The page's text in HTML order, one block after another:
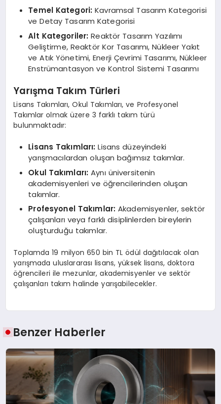
Temel Kategori: Kavramsal Tasarım Kategorisi
ve Detay Tasarım Kategorisi
Alt Kategoriler: Reaktör Tasarım Yazılımı
Geliştirme, Reaktör Kor Tasarımı, Nükleer Yakıt
ve Atık Yönetimi, Enerji Çevrimi Tasarımı, Nükleer
Enstrümantasyon ve Kontrol Sistemi Tasarımı
Yarışma Takım Türleri
Lisans Takımları, Okul Takımları, ve Profesyonel
Takımlar olmak üzere 3 farklı takım türü
bulunmaktadır:
Lisans Takımları: Lisans düzeyindeki
yarışmacılardan oluşan bağımsız takımlar.
Okul Takımları: Aynı üniversitenin
akademisyenleri ve öğrencilerinden oluşan
takımlar.
Profesyonel Takımlar: Akademisyenler, sektör
çalışanları veya farklı disiplinlerden bireylerin
oluşturduğu takımlar.
Toplamda 19 milyon 650 bin TL ödül dağıtılacak olan
yarışmada uluslararası lisans, yüksek lisans, doktora
öğrencileri ile mezunlar, akademisyenler ve sektör
çalışanları takım halinde yarışabilecekler.
Benzer Haberler